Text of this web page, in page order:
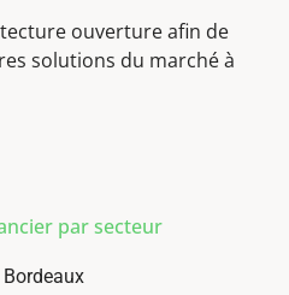
ouverture afin de
solutions du marché à
par secteur
Bordeaux